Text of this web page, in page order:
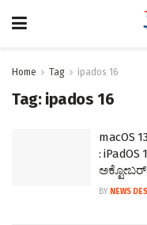
Home Tag ipados 16
Tag: ipados 16
macOS
:
BY NEWS